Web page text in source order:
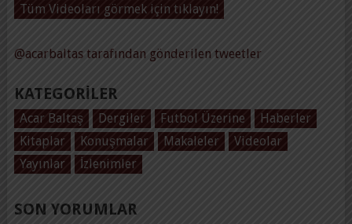
Tüm Videoları görmek için tıklayın!
@acarbaltas tarafından gönderilen tweetler
KATEGORILER
Acar Baltaş Dergiler Futbol Üzerine
Haberler
Kitaplar
Konuşmalar Makaleler
Videolar
Yayınlar
İzlenimler
SON YORUMLAR